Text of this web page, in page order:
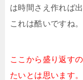
は時間さえ作れば
これは酷いですね。
ここから盛り返す
たいとは思います。